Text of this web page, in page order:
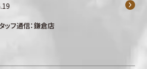
ッフ通信：鎌倉店